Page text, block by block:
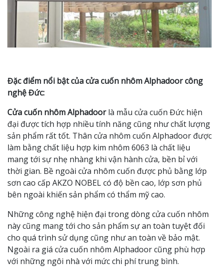
Đặc điểm nổi bật của cửa cuốn nhôm Alphadoor công
nghệ Đức:
Cửa cuốn nhôm Alphadoorlà mẫu cửa cuốn Đức hiện
đại được tích hợp nhiều tính năng cũng như chất lượng
sản phẩm rất tốt. Thân cửa nhôm cuốn Alphadoor được
làm bằng chất liệu hợp kim nhôm 6063 là chất liệu
mang tới sự nhẹ nhàng khi vận hành cửa, bền bỉ với
thời gian. Bề ngoài cửa nhôm cuốn được phủ bằng lớp
sơn cao cấp AKZO NOBEL có độ bền cao, lớp sơn phủ
bên ngoài khiến sản phẩm có thẩm mỹ cao.
Những công nghệ hiện đại trong dòng cửa cuốn nhôm
này cũng mang tới cho sản phẩm sự an toàn tuyệt đối
cho quá trình sử dụng cũng như an toàn về bảo mật.
Ngoài ra giá cửa cuốn nhôm Alphadoor cũng phù hợp
với những ngôi nhà với mức chi phí trung bình.